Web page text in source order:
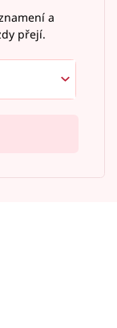
a
přejí.